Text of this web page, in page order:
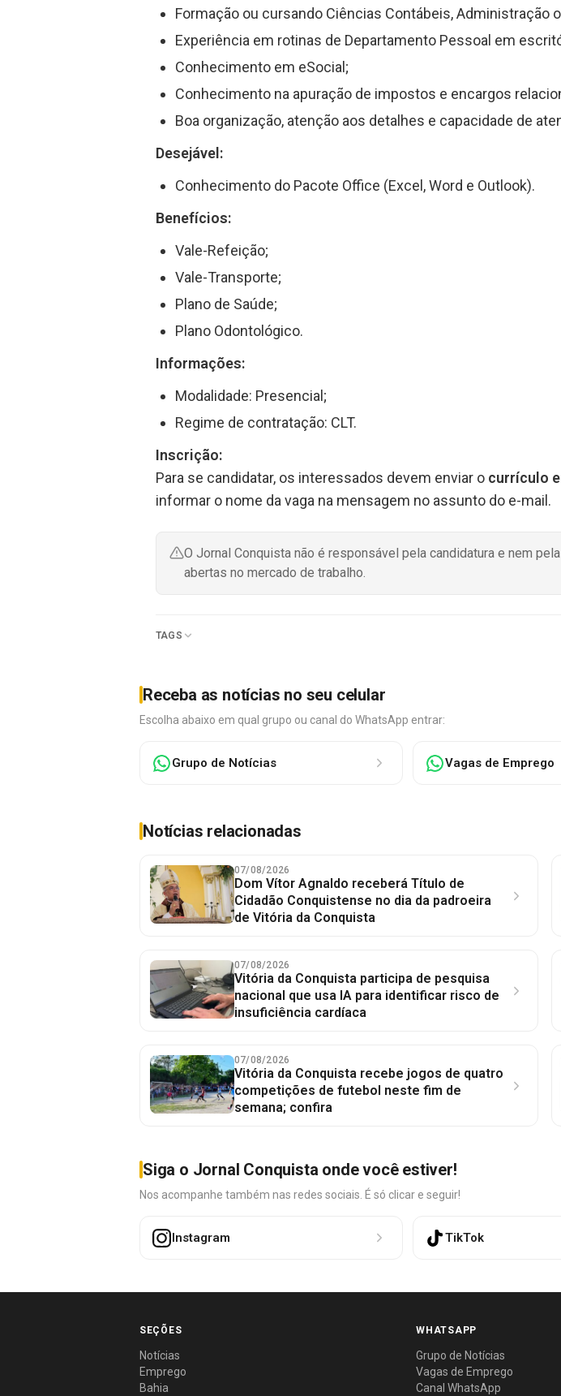
Formação ou cursando Ciências Contábeis, Administração
Experiência em rotinas de Departamento Pessoal em
Conhecimento em eSocial;
Conhecimento na apuração de impostos e encargos
Boa organização, atenção aos detalhes e capacidade de
Desejável:
Conhecimento do Pacote Office (Excel, Word e Outlook).
Benefícios:
Vale-Refeição;
Vale-Transporte;
Plano de Saúde;
Plano Odontológico.
Informações:
Modalidade: Presencial;
Regime de contratação: CLT.
Inscrição:
Para se candidatar, os interessados devem enviar o currículo
informar o nome da vaga na mensagem no assunto do e-mail.
O Jornal Conquista não é responsável pela candidatura e nem
abertas no mercado de trabalho.
TAGS
Receba as notícias no seu celular
Escolha abaixo em qual grupo ou canal do WhatsApp entrar:
Grupo de Notícias Vagas de Emprego
Notícias relacionadas
07/08/2026
Dom Vítor Agnaldo receberá Título de
Cidadão Conquistense no dia da padroeira
de Vitória da Conquista
07/08/2026
Vitória da Conquista participa de pesquisa
nacional que usa IA para identificar risco de
insuficiência cardíaca
07/08/2026
Vitória da Conquista recebe jogos de quatro
competições de futebol neste fim de
semana; confira
Siga o Jornal Conquista onde você estiver!
Nos acompanhe também nas redes sociais. É só clicar e seguir!
Instagram TikTok
SEÇÕES
Notícias
Emprego
Bahia
WHATSAPP
Grupo de Notícias
Vagas de Emprego
Canal WhatsApp